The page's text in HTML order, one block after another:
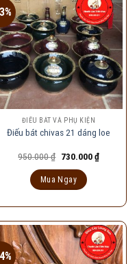
ĐIẾU BÁT VÀ PHỤ KIỆN
Điếu bát chivas 21 dáng loe
950.000₫ Giá
950.000 ₫.
730.000₫Giá
hiện
Mua Ngay